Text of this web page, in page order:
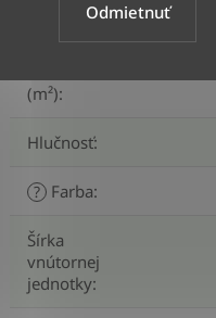
Odmietnuť
(m²):
Hlučnosť:
? Farba:
Šírka
vnútornej
jednotky: